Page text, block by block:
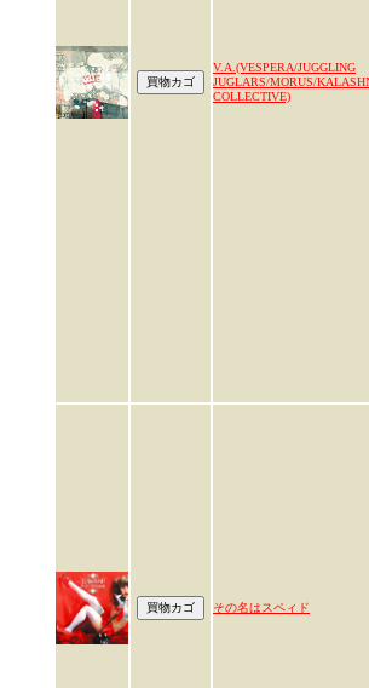
V.A.(VESPERA/JUGGLING
JUGLARS/MORUS/
COLLECTIVE)
その名はスペィド